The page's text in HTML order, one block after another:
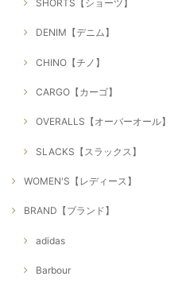
SHORTS【ショーツ】
DENIM【デニム】
CHINO【チノ】
CARGO【カーゴ】
OVERALLS【オーバーオール】
SLACKS【スラックス】
WOMEN'S【レディース】
BRAND【ブランド】
adidas
Barbour